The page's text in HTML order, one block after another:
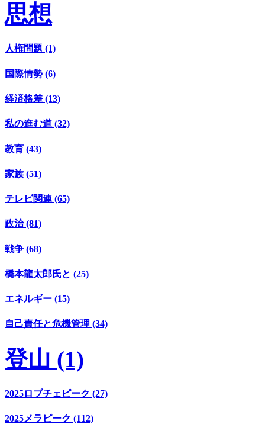
思想
人権問題 (1)
国際情勢 (6)
経済格差 (13)
私の進む道 (32)
教育 (43)
家族 (51)
テレビ関連 (65)
政治 (81)
戦争 (68)
橋本龍太郎氏と (25)
エネルギー (15)
自己責任と危機管理 (34)
登山 (1)
2025ロブチェピーク (27)
2025メラピーク (112)